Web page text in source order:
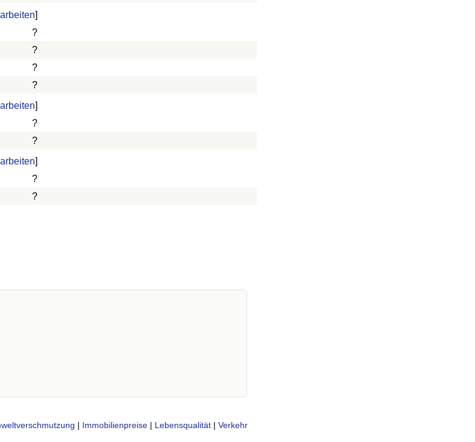
]
?
?
?
?
]
?
?
]
?
?
| Immobilienpreise | Lebensqualität | Verkehr